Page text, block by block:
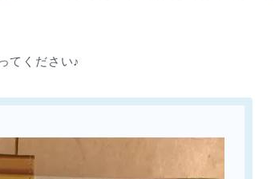
てください♪